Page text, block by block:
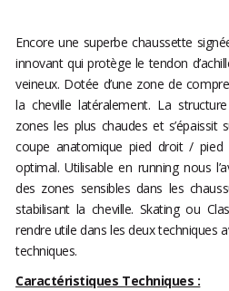
Encore une superbe chaussette
innovant qui protège le tendon
veineux. Dotée d’une zone de
la cheville latéralement. La
zones les plus chaudes et
coupe anatomique pied droit /
optimal. Utilisable en running nous
des zones sensibles dans les
stabilisant la cheville. Skating ou
rendre utile dans les deux techniques
techniques.
Caractéristiques Techniques :